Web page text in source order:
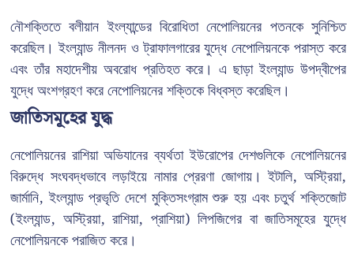
নৌশক্তিতে বলীয়ান ইংল্যান্ডের বিরোধিতা নেপোলিয়নের পতনকে সুনিশ্চিত
করেছিল। ইংল্যান্ড নীলনদ ও ট্রাফালগারের যুদ্ধে নেপোলিয়নকে পরাস্ত করে
এবং তাঁর মহাদেশীয় অবরোধ প্রতিহত করে। এ ছাড়া ইংল্যান্ড উপদ্বীপের
যুদ্ধে অংশগ্রহণ করে নেপোলিয়নের শক্তিকে বিধ্বস্ত করেছিল।
জাতিসমূহের যুদ্ধ
নেপোলিয়নের রাশিয়া অভিযানের ব্যর্থতা ইউরোপের দেশগুলিকে নেপোলিয়নের
বিরুদ্ধে সংঘবদ্ধভাবে লড়াইয়ে নামার প্রেরণা জোগায়। ইটালি, অস্ট্রিয়া,
জার্মানি, ইংল্যান্ড প্রভৃতি দেশে মুক্তিসংগ্রাম শুরু হয় এবং চতুর্থ শক্তিজোট
(ইংল্যান্ড, অস্ট্রিয়া, রাশিয়া, প্রাশিয়া) লিপজিগের বা জাতিসমূহের যুদ্ধে
নেপোলিয়নকে পরাজিত করে।